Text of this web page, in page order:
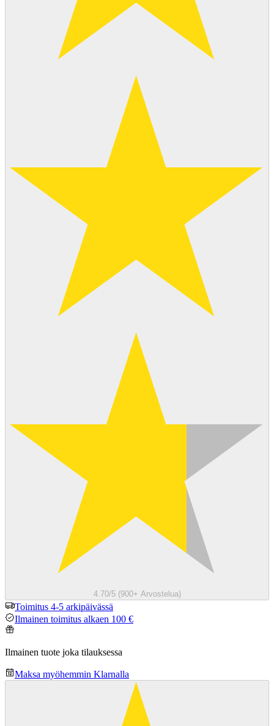
4.70/5 (900+ Arvostelua)
Toimitus 4-5 arkipäivässä
Ilmainen toimitus alkaen 100 €
Ilmainen tuote joka tilauksessa
Maksa myöhemmin Klarnalla